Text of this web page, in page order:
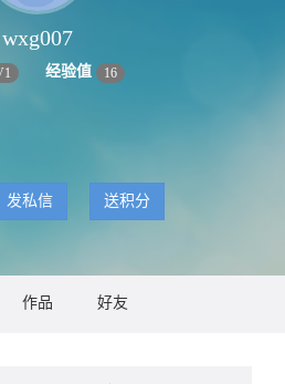
wxg007
1 经验值 16
发私信 送积分
作品 好友